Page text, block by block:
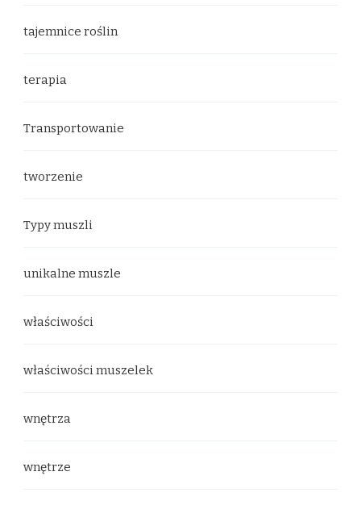
tajemnice roślin
terapia
Transportowanie
tworzenie
Typy muszli
unikalne muszle
właściwości
właściwości muszelek
wnętrza
wnętrze